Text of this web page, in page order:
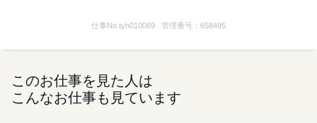
仕事No. tyh010069 管理番号：658495
このお仕事を見た人は
こんなお仕事も見ています